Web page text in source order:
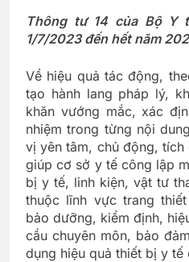
Thông tư 14 của Bộ Y
1/7/2023 đến hết năm
Về hiệu quả tác động,
tạo hành lang pháp lý,
khăn vướng mắc, xác
nhiệm trong từng nội
vị yên tâm, chủ động,
giúp cơ sở y tế công lập
bị y tế, linh kiện, vật tư
thuộc lĩnh vực trang
bảo dưỡng, kiểm định,
cầu chuyên môn, bảo
dụng hiệu quả thiết bị y tế